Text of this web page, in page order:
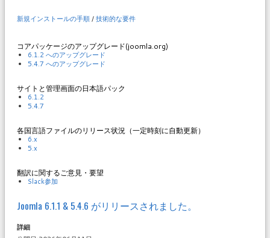
新規インストールの手順/技術的な要件
コアパッケージのアップグレード(joomla.org)
6.1.2 へのアップグレード
5.4.7 へのアップグレード
サイトと管理画面の日本語パック
6.1.2
5.4.7
各国言語ファイルのリリース状況（一定時刻に自動更新）
6.x
5.x
翻訳に関するご意見・要望
Slack参加
Joomla 6.1.1 & 5.4.6 がリリースされました。
詳細